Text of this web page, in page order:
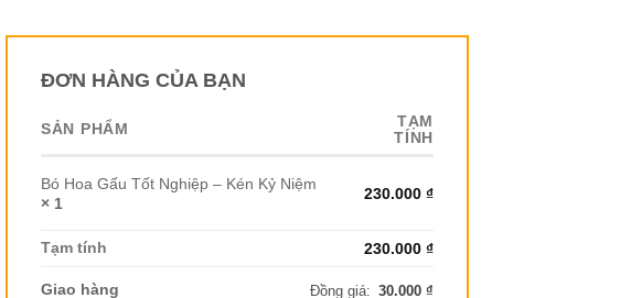
ĐƠN HÀNG CỦA BẠN
SẢN PHẨM
TẠM
TÍNH
Bó Hoa Gấu Tốt Nghiệp – Kén Kỷ Niệm
× 1
230.000 ₫
Tạm tính 230.000 ₫
Giao hàng Đồng giá: 30.000 ₫